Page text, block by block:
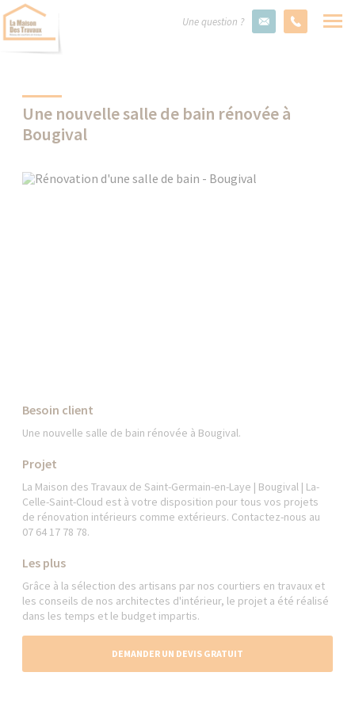
Une question ?
Une nouvelle salle de bain rénovée à
Bougival
Besoin client
Une nouvelle salle de bain rénovée à Bougival.
Projet
La Maison des Travaux de Saint-Germain-en-Laye | Bougival | La-
Celle-Saint-Cloud est à votre disposition pour tous vos projets
de rénovation intérieurs comme extérieurs. Contactez-nous au
07 64 17 78 78.
Les plus
Grâce à la sélection des artisans par nos courtiers en travaux et
les conseils de nos architectes d'intérieur, le projet a été réalisé
dans les temps et le budget impartis.
DEMANDER UN DEVIS GRATUIT